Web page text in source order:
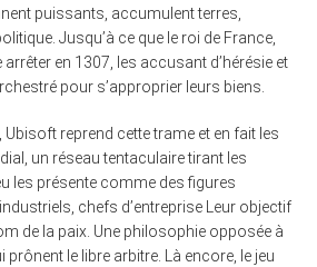
puissants, accumulent terres,
Jusqu’à ce que le roi de France,
arrêter en 1307, les accusant d’hérésie et
pour s’approprier leurs biens.
Ubisoft reprend cette trame et en fait les
un réseau tentaculaire tirant les
les présente comme des figures
chefs d’entreprise Leur objectif
de la paix. Une philosophie opposée à
le libre arbitre. Là encore, le jeu